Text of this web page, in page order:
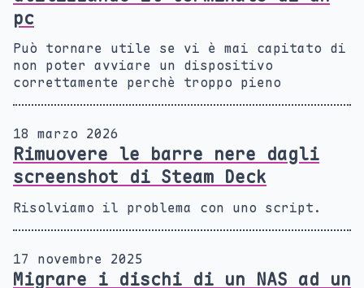
pc
Può tornare utile se vi è mai capitato di
non poter avviare un dispositivo
correttamente perchè troppo pieno
18 marzo 2026
Rimuovere le barre nere dagli
screenshot di Steam Deck
Risolviamo il problema con uno script.
17 novembre 2025
Migrare i dischi di un NAS ad un